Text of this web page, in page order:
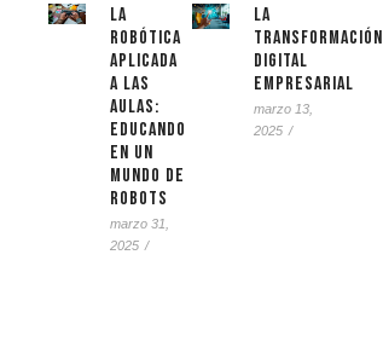
La
Robótica
Aplicada
a las
Aulas:
Educando
en un
mundo de
Robots
marzo 31,
2025 /
La
Transformación
Digital
Empresarial
marzo 13,
2025 /